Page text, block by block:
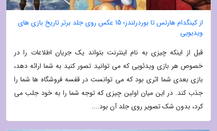
از کینگدام هارتس تا بوردرلندز؛ 15 عکس روی جلد برتر تاریخ بازی های
ویدیویی
قبل از اینکه چیزی به نام اینترنت بتواند یک جریان اطلاعات را در
خصوص هر بازی ویدئویی که می توانید تصور کنید به شما ارائه دهد،
بازی بعدی شما اثری بود که می توانست در قفسه فروشگاه ها شما را
جذب کند. در این میان اولین چیزی که توجه شما را به خود جلب می
کرد، بدون شک تصویر روی جلد آن بود....